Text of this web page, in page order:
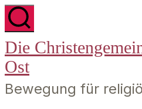
Zum
Inhalt
springen
Die
Ost
Bewegung für